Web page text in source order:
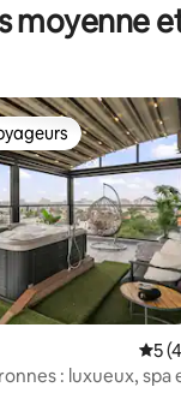
moyenne
de 9
5
: luxueux, spa et